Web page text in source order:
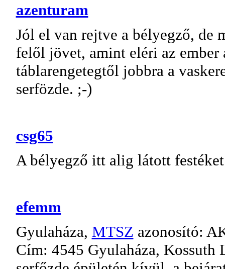
azenturam
Jól el van rejtve a bélyegző, de
felől jövet, amint eléri az
táblarengetegtől jobbra a
serfözde. ;-)
csg65
A bélyegző itt alig látott
efemm
Gyulaháza, MTSZ azonosító:
Cím: 4545 Gyulaháza, Kossuth